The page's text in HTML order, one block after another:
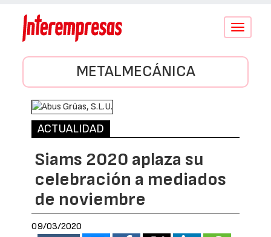
Conmutar
METALMECÁNICA
ACTUALIDAD
Siams 2020 aplaza su
celebración a mediados
de noviembre
09/03/2020